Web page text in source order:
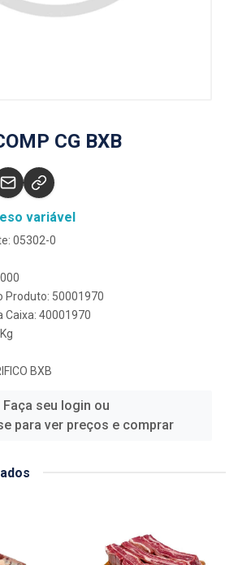
CG BXB
variável
05302-0
Produto: 50001970
Caixa: 40001970
BXB
Faça seu login ou
para ver preços e comprar